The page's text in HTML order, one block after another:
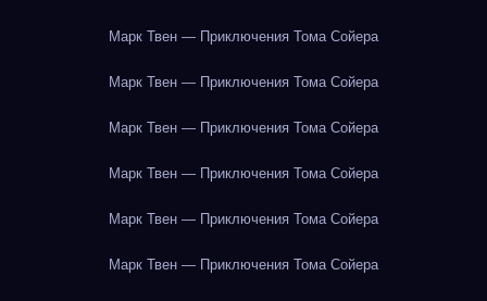
Марк Твен — Приключения Тома Сойера
Марк Твен — Приключения Тома Сойера
Марк Твен — Приключения Тома Сойера
Марк Твен — Приключения Тома Сойера
Марк Твен — Приключения Тома Сойера
Марк Твен — Приключения Тома Сойера